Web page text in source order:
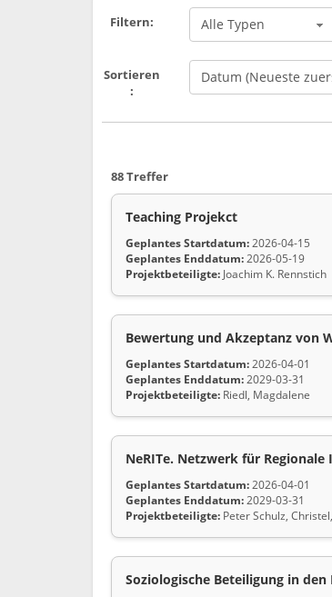
Filtern:
Sortieren
:
88 Treffer
Teaching Projekct
Geplantes Startdatum:2026-04-15
Geplantes Enddatum:2026-05-19
Projektbeteiligte: Joachim K. Rennstich
Bewertung und Akzeptanz von
Geplantes Startdatum:2026-04-01
Geplantes Enddatum:2029-03-31
Projektbeteiligte: Riedl, Magdalene
NeRITe. Netzwerk für
Geplantes Startdatum:2026-04-01
Geplantes Enddatum:2029-03-31
Projektbeteiligte: Peter Schulz,
Soziologische Beteiligung in